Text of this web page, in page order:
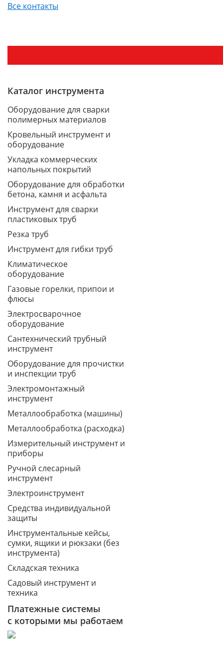
Все контакты
Каталог инструмента
Оборудование для сварки
полимерных материалов
Кровельный инструмент и
оборудование
Укладка коммерческих
напольных покрытий
Оборудование для обработки
бетона, камня и асфальта
Инструмент для сварки
пластиковых труб
Резка труб
Инструмент для гибки труб
Климатическое
оборудование
Газовые горелки, припои и
флюсы
Электросварочное
оборудование
Сантехнический трубный
инструмент
Оборудование для прочистки
и инспекции труб
Электромонтажный
инструмент
Металлообработка (машины)
Металлообработка (расходка)
Измерительный инструмент и
приборы
Ручной слесарный
инструмент
Электроинструмент
Средства индивидуальной
защиты
Инструментальные кейсы,
сумки, ящики и рюкзаки (без
инструмента)
Складская техника
Садовый инструмент и
техника
Платежные системы
с которыми мы работаем